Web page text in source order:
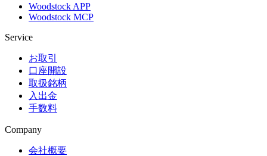
Woodstock APP
Woodstock MCP
Service
お取引
口座開設
取扱銘柄
入出金
手数料
Company
会社概要